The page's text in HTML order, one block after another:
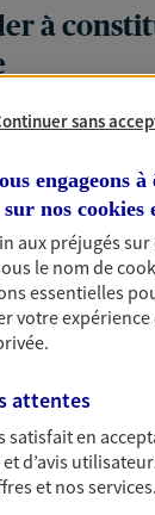
à
Laquelle
Livret… Faisons
votre
bilan social et
votre fiscalité.
: assurance
et
sans
engageons
nos cookies
aux préjugés
le nom de
essentielles
votre expérience
attentes
satisfait en
d’avis
et nos services.